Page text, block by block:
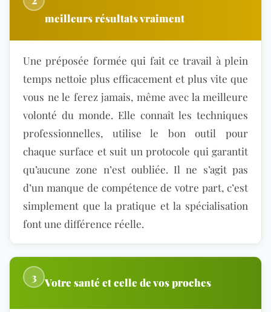
meilleurs résultats vraiment
Une préposée formée qui fait ce travail à plein
temps nettoie plus efficacement et plus vite que
vous ne le ferez jamais, même avec la meilleure
volonté du monde. Elle connaît les techniques
professionnelles, utilise le bon outil pour
chaque surface et suit un protocole qui garantit
qu’aucune zone n’est oubliée. Il ne s’agit pas
d’un manque de compétence de votre part, c’est
simplement que la pratique et la spécialisation
font une différence réelle.
3 Votre santé et celle de vos proches